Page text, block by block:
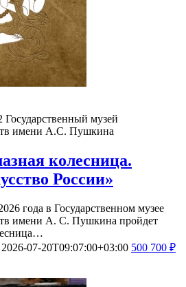
Государственный музей
имени А.С. Пушкина
колесница.
России»
года в Государственном музее
имени А. С. Пушкина пройдет
2026-07-20T09:07:00+03:00 500 700 ₽